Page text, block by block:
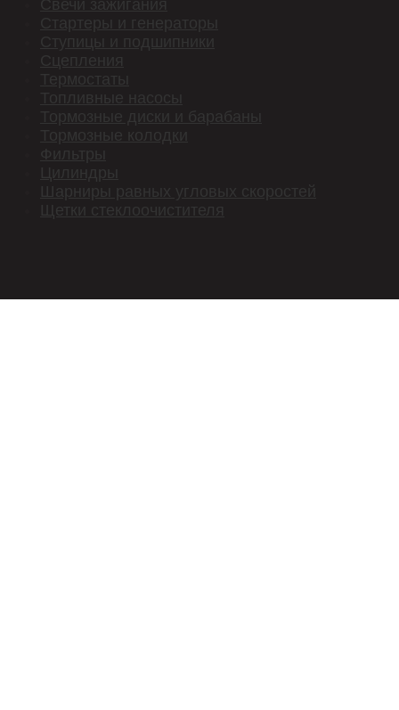
Свечи зажигания
Стартеры и генераторы
Ступицы и подшипники
Сцепления
Термостаты
Топливные насосы
Тормозные диски и барабаны
Тормозные колодки
Фильтры
Цилиндры
Шарниры равных угловых скоростей
Щетки стеклоочистителя